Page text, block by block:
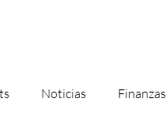
Noticias Finanzas